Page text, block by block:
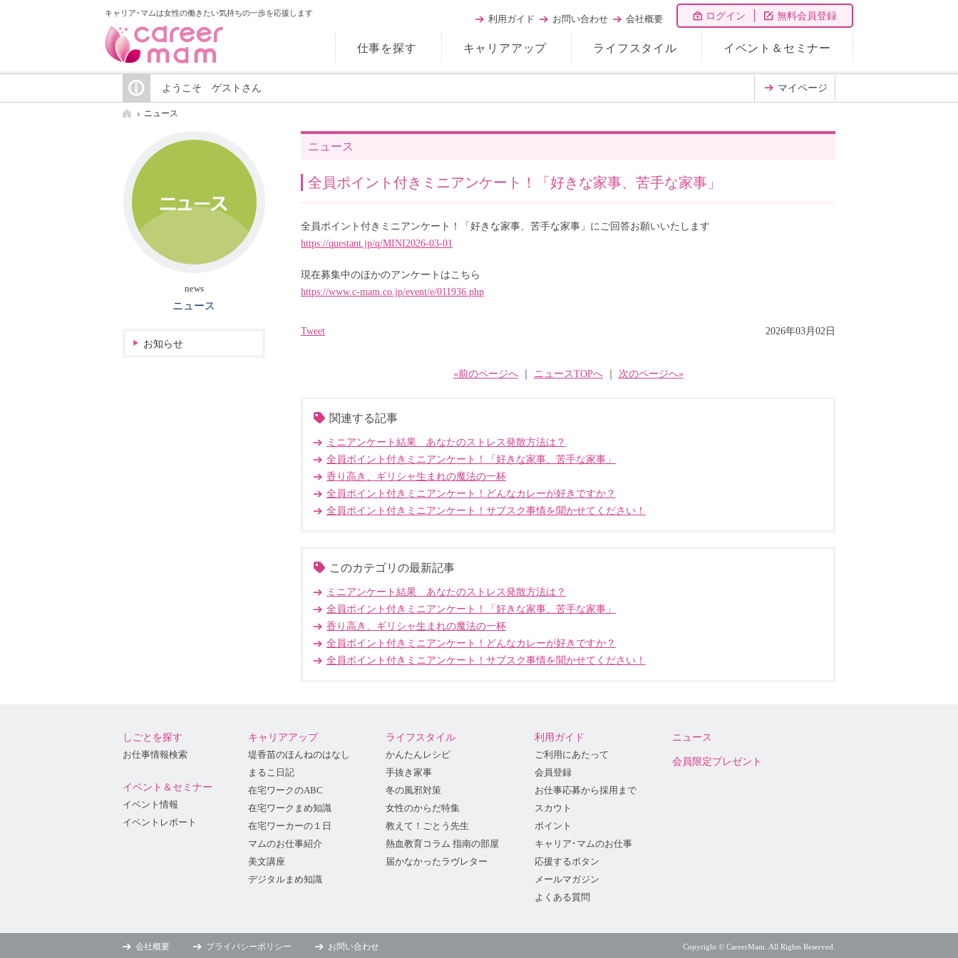
キャリア･マムは女性の働きたい気持ちの一歩を応援します ログイン 無料会員登録
仕事を探す キャリアアップ ライフスタイル イベント＆セミナー
利用ガイド お問い合わせ 会社概要
ようこそ ゲストさん マイページ
ニュース
ニュース
全員ポイント付きミニアンケート！「好きな家事、苦手な家事」
全員ポイント付きミニアンケート！「好きな家事、苦手な家事」にご回答お願いいたします
https://questant.jp/q/MINI2026-03-01
現在募集中のほかのアンケートはこちら
https://www.c-mam.co.jp/event/e/011936.php
Tweet 2026年03月02日
«前のページへ｜ ニュースTOPへ｜ 次のページへ»
関連する記事
ミニアンケート結果 あなたのストレス発散方法は？
全員ポイント付きミニアンケート！「好きな家事、苦手な家事」
香り高き、ギリシャ生まれの魔法の一杯
全員ポイント付きミニアンケート！どんなカレーが好きですか？
全員ポイント付きミニアンケート！サブスク事情を聞かせてください！
このカテゴリの最新記事
ミニアンケート結果 あなたのストレス発散方法は？
全員ポイント付きミニアンケート！「好きな家事、苦手な家事」
香り高き、ギリシャ生まれの魔法の一杯
全員ポイント付きミニアンケート！どんなカレーが好きですか？
全員ポイント付きミニアンケート！サブスク事情を聞かせてください！
news
ニュース
お知らせ
しごとを探す
お仕事情報検索
イベント＆セミナー
イベント情報
イベントレポート
キャリアアップ
堤香苗のほんねのはなし
まるこ日記
在宅ワークのABC
在宅ワークまめ知識
在宅ワーカーの１日
マムのお仕事紹介
美文講座
デジタルまめ知識
ライフスタイル
かんたんレシピ
手抜き家事
冬の風邪対策
女性のからだ特集
教えて！ごとう先生
熱血教育コラム 指南の部屋
届かなかったラヴレター
利用ガイド
ご利用にあたって
会員登録
お仕事応募から採用まで
スカウト
ポイント
キャリア･マムのお仕事
応援するボタン
メールマガジン
よくある質問
ニュース
会員限定プレゼント
会社概要 プライバシーポリシー お問い合わせ Copyright © CareerMam. All Rights Reserved.